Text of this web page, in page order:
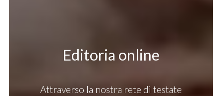
Editoria online
Attraverso la nostra rete di testate